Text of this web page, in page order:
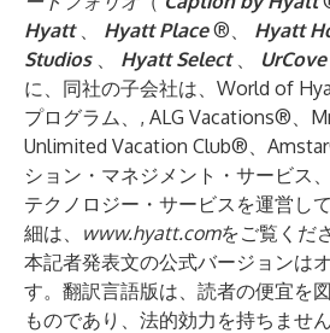
Hyatt 、 Hyatt Place ®、 Hyatt
Studios 、 Hyatt Select 、 UrCove
に、同社の子会社は、World of
プログラム、, ALG Vacations®、
Unlimited Vacation Club®、
ション・マネジメント・サービス
テクノロジー・サービスを運営し
細は、 www.hyatt.comをご覧くだ
本記者発表文の公式バージョンは
す。翻訳言語版は、読者の便宜を
ものであり、法的効力を持ちませ